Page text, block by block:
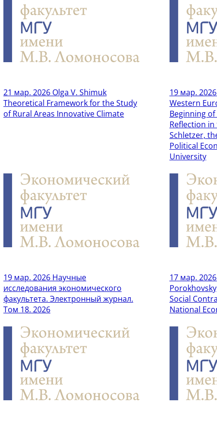
21 мар. 2026 Olga V. Shimuk
Theoretical Framework for the Study
of Rural Areas Innovative Climate
19 мар. 2026
Western
Beginning
Reflection
Schletzer,
Political
University
19 мар. 2026 Научные
исследования экономического
факультета. Электронный журнал.
Том 18. 2026
17 мар. 2026
Social
National